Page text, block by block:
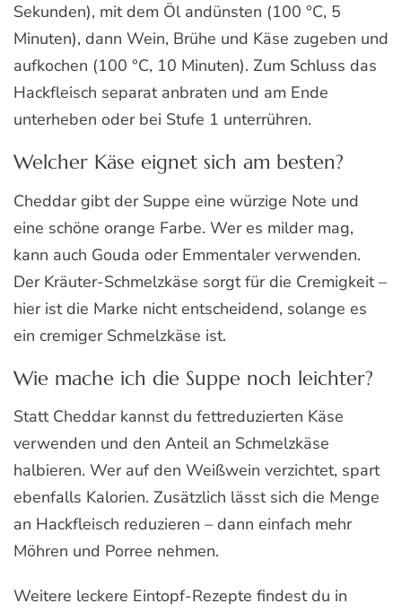
Sekunden), mit dem Öl andünsten (100 °C, 5
Minuten), dann Wein, Brühe und Käse zugeben und
aufkochen (100 °C, 10 Minuten). Zum Schluss das
Hackfleisch separat anbraten und am Ende
unterheben oder bei Stufe 1 unterrühren.
Welcher Käse eignet sich am besten?
Cheddar gibt der Suppe eine würzige Note und
eine schöne orange Farbe. Wer es milder mag,
kann auch Gouda oder Emmentaler verwenden.
Der Kräuter-Schmelzkäse sorgt für die Cremigkeit –
hier ist die Marke nicht entscheidend, solange es
ein cremiger Schmelzkäse ist.
Wie mache ich die Suppe noch leichter?
Statt Cheddar kannst du fettreduzierten Käse
verwenden und den Anteil an Schmelzkäse
halbieren. Wer auf den Weißwein verzichtet, spart
ebenfalls Kalorien. Zusätzlich lässt sich die Menge
an Hackfleisch reduzieren – dann einfach mehr
Möhren und Porree nehmen.
Weitere leckere Eintopf-Rezepte findest du in